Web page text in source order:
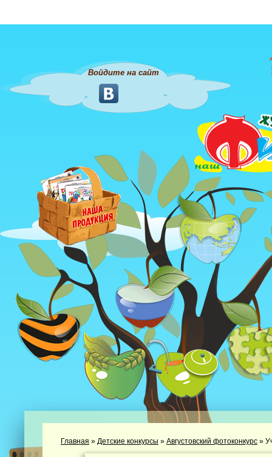
Войдите на сайт
Главная » Детские конкурсы » Августовский фотоконкурс »